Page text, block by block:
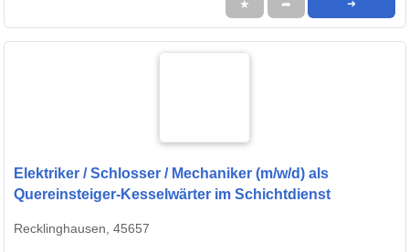
★ ➦ ➜
Elektriker / Schlosser / Mechaniker (m/w/d) als
Quereinsteiger-Kesselwärter im Schichtdienst
Recklinghausen, 45657